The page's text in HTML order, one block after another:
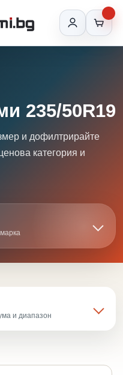
235/50R19
и дофилтрирайте
категория и
и диапазон